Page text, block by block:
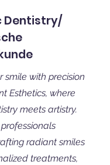
Dentistry/
smile with precision
Esthetics, where
meets artistry.
radiant smiles
treatments,